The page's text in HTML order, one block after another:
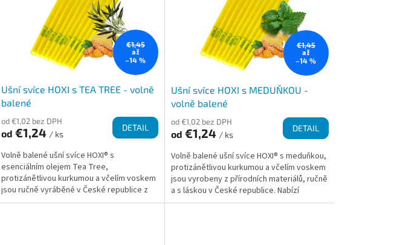
€1,45
až
–14 %
Ušní svíce HOXI s TEA TREE - volně
balené
od €1,02 bez DPH
od €1,24 / ks
DETAIL
Volně balené ušní svíce HOXI® s
esenciálním olejem Tea Tree,
protizánětlivou kurkumou a včelím voskem
jsou ručně vyráběné v České republice z
kvalitních přírodních...
€1,45
až
–14 %
Ušní svíce HOXI s MEDUŇKOU -
volně balené
od €1,02 bez DPH
od €1,24 / ks
DETAIL
Volně balené ušní svíce HOXI® s meduňkou,
protizánětlivou kurkumou a včelím voskem
jsou vyrobeny z přírodních materiálů, ručně
a s láskou v České republice. Nabízí
příjemný a...